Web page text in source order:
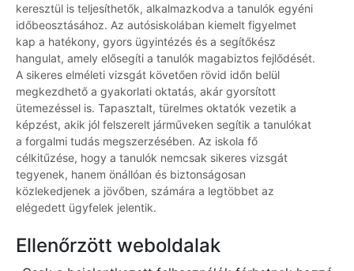
keresztül is teljesíthetők, alkalmazkodva a tanulók egyéni
időbeosztásához. Az autósiskolában kiemelt figyelmet
kap a hatékony, gyors ügyintézés és a segítőkész
hangulat, amely elősegíti a tanulók magabiztos fejlődését.
A sikeres elméleti vizsgát követően rövid időn belül
megkezdhető a gyakorlati oktatás, akár gyorsított
ütemezéssel is. Tapasztalt, türelmes oktatók vezetik a
képzést, akik jól felszerelt járműveken segítik a tanulókat
a forgalmi tudás megszerzésében. Az iskola fő
célkitűzése, hogy a tanulók nemcsak sikeres vizsgát
tegyenek, hanem önállóan és biztonságosan
közlekedjenek a jövőben, számára a legtöbbet az
elégedett ügyfelek jelentik.
Ellenőrzött weboldalak